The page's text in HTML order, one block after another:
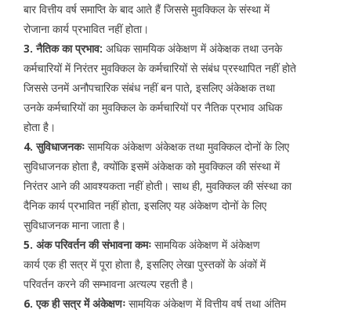
बार वित्तीय वर्ष समाप्ति के बाद आते हैं जिससे मुवक्किल के संस्था में
रोजाना कार्य प्रभावित नहीं होता।
3. नैतिक का प्रभाव: अधिक सामयिक अंकेक्षण में अंकेक्षक तथा उनके
कर्मचारियों में निरंतर मुवक्किल के कर्मचारियों से संबंध प्रस्थापित नहीं होते
जिससे उनमें अनौपचारिक संबंध नहीं बन पाते, इसलिए अंकेक्षक तथा
उनके कर्मचारियों का मुवक्किल के कर्मचारियों पर नैतिक प्रभाव अधिक
होता है।
4. सुविधाजनकः सामयिक अंकेक्षण अंकेक्षक तथा मुवक्किल दोनों के लिए
सुविधाजनक होता है, क्योंकि इसमें अंकेक्षक को मुवक्किल की संस्था में
निरंतर आने की आवश्यकता नहीं होती। साथ ही, मुवक्किल की संस्था का
दैनिक कार्य प्रभावित नहीं होता, इसलिए यह अंकेक्षण दोनों के लिए
सुविधाजनक माना जाता है।
5. अंक परिवर्तन की संभावना कमः सामयिक अंकेक्षण में अंकेक्षण
कार्य एक ही सत्र में पूरा होता है, इसलिए लेखा पुस्तकों के अंकों में
परिवर्तन करने की सम्भावना अत्यल्प रहती है।
6. एक ही सत्र में अंकेक्षणः सामयिक अंकेक्षण में वित्तीय वर्ष तथा अंतिम